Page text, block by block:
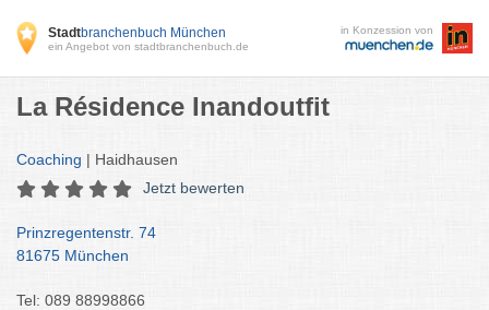
Stadtbranchenbuch München
ein Angebot von stadtbranchenbuch.de
in Konzession von
La Résidence Inandoutfit
Coaching | Haidhausen
Jetzt bewerten
Prinzregentenstr. 74
81675 München
Tel: 089 88998866